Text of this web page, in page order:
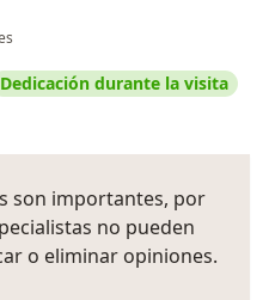
Dedicación durante la visita
son importantes, por
no pueden
o eliminar opiniones.